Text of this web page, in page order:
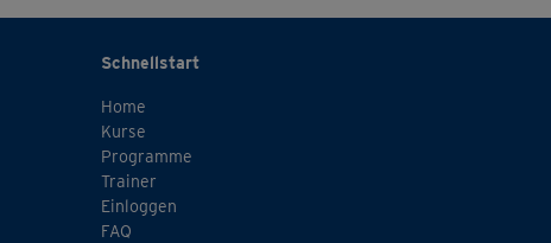
Schnellstart
Home
Kurse
Programme
Trainer
Einloggen
FAQ